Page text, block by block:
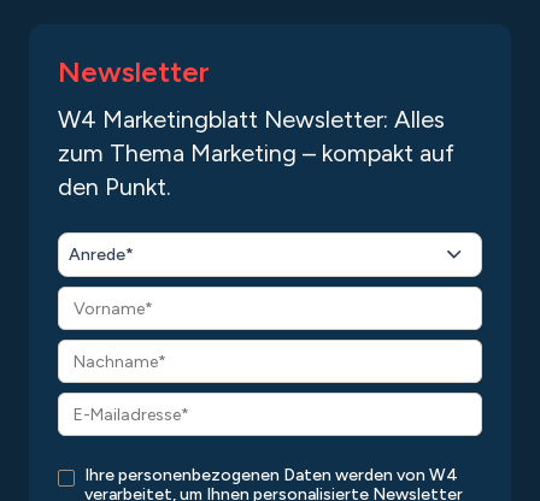
Newsletter
W4 Marketingblatt Newsletter: Alles
zum Thema Marketing – kompakt auf
den Punkt.
Anrede*
Ihre personenbezogenen Daten werden von W4
verarbeitet, um Ihnen personalisierte Newsletter